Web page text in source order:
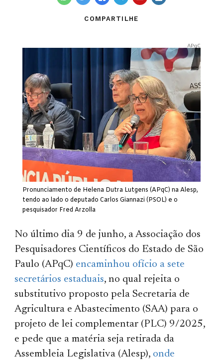
COMPARTILHE
APqC
Pronunciamento de Helena Dutra Lutgens (APqC) na Alesp,
tendo ao lado o deputado Carlos Giannazi (PSOL) e o
pesquisador Fred Arzolla
No último dia 9 de junho, a Associação dos
Pesquisadores Científicos do Estado de São
Paulo (APqC) encaminhou ofício a sete
secretários estaduais, no qual rejeita o
substitutivo proposto pela Secretaria de
Agricultura e Abastecimento (SAA) para o
projeto de lei complementar (PLC) 9/2025,
e pede que a matéria seja retirada da
Assembleia Legislativa (Alesp), onde